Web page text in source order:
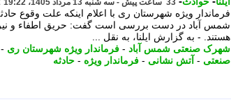
33 ساعت پیش - سه شنبه 13 مرداد 1405، 19:22
فرماندار ویژه شهرستان ری با اعلام اینکه علت وقوع
شمس آباد در دست بررسی است گفت: حریق اطفاء و
هستند. - به گزارش ایلنا، به نقل ...
شهرک صنعتی شمس آباد - فرماندار ویژه شهرستان ری -
صنعتی - آتش نشانی - فرماندار ویژه - حادثه